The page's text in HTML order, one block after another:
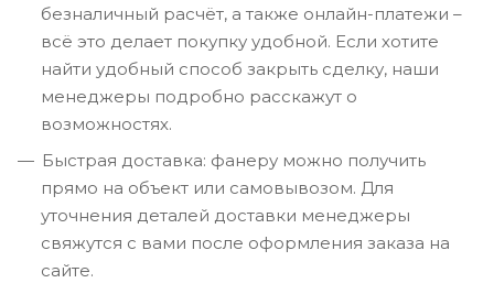
безналичный расчёт, а также онлайн-платежи –
всё это делает покупку удобной. Если хотите
найти удобный способ закрыть сделку, наши
менеджеры подробно расскажут о
возможностях.
Быстрая доставка: фанеру можно получить
прямо на объект или самовывозом. Для
уточнения деталей доставки менеджеры
свяжутся с вами после оформления заказа на
сайте.